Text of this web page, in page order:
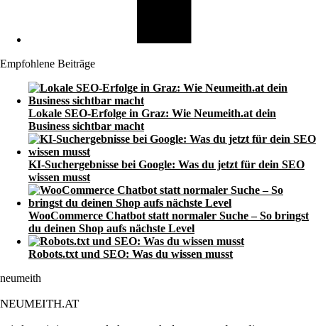
Empfohlene Beiträge
Lokale SEO-Erfolge in Graz: Wie Neumeith.at dein
Business sichtbar macht
KI-Suchergebnisse bei Google: Was du jetzt für dein SEO
wissen musst
WooCommerce Chatbot statt normaler Suche – So bringst
du deinen Shop aufs nächste Level
Robots.txt und SEO: Was du wissen musst
neumeith
NEUMEITH.AT